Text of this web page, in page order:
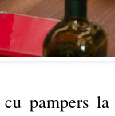
pampers